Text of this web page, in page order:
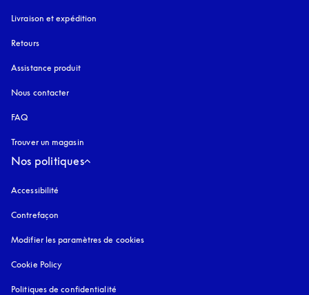
Livraison et expédition
Retours
Assistance produit
Nous contacter
FAQ
Trouver un magasin
Nos politiques
Accessibilité
Contrefaçon
Modifier les paramètres de cookies
Cookie Policy
Politiques de confidentialité